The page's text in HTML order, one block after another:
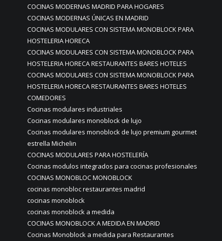
COCINAS MODERNAS MADRID PARA HOGARES
COCINAS MODERNAS ÚNICAS EN MADRID
COCINAS MODULARES CON SISTEMA MONOBLOCK PARA
HOSTELERIA HORECA
COCINAS MODULARES CON SISTEMA MONOBLOCK PARA
HOSTELERIA HORECA RESTAURANTES BARES HOTELES
COCINAS MODULARES CON SISTEMA MONOBLOCK PARA
HOSTELERIA HORECA RESTAURANTES BARES HOTELES
COMEDORES
Cocinas modulares industriales
Cocinas modulares monoblock de lujo
Cocinas modulares monoblock de lujo premium gourmet
estrella Michelin
COCINAS MODULARES PARA HOSTELERÍA
Cocinas modulos integrados para cocinas profesionales
COCINAS MONOBLOC MONOBLOCK
cocinas monobloc restaurantes madrid
cocinas monoblock
cocinas monoblock a medida
COCINAS MONOBLOCK A MEDIDA EN MADRID
Cocinas Monoblock a medida para Restaurantes